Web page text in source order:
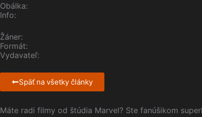
Obálka:
Info:
Žáner:
Formát:
Vydavateľ:
Späť na všetky články
Máte radi filmy od štúdia Marvel? Ste fanúšikom